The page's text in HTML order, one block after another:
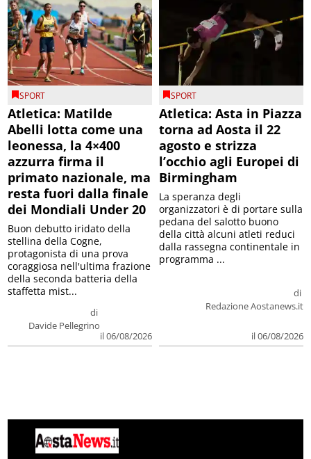
SPORT
Atletica: Matilde
Abelli lotta come una
leonessa, la 4×400
azzurra firma il
primato nazionale, ma
resta fuori dalla finale
dei Mondiali Under 20
di
Davide Pellegrino
il 06/08/2026
Buon debutto iridato della
stellina della Cogne,
protagonista di una prova
coraggiosa nell'ultima frazione
della seconda batteria della
staffetta mist...
SPORT
Atletica: Asta in Piazza
torna ad Aosta il 22
agosto e strizza
l’occhio agli Europei di
Birmingham
di
Redazione Aostanews.it
il 06/08/2026
La speranza degli
organizzatori è di portare sulla
pedana del salotto buono
della città alcuni atleti reduci
dalla rassegna continentale in
programma ...